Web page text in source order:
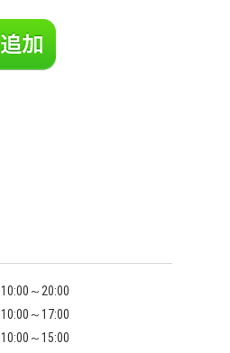
10:00～20:00
10:00～17:00
10:00～15:00